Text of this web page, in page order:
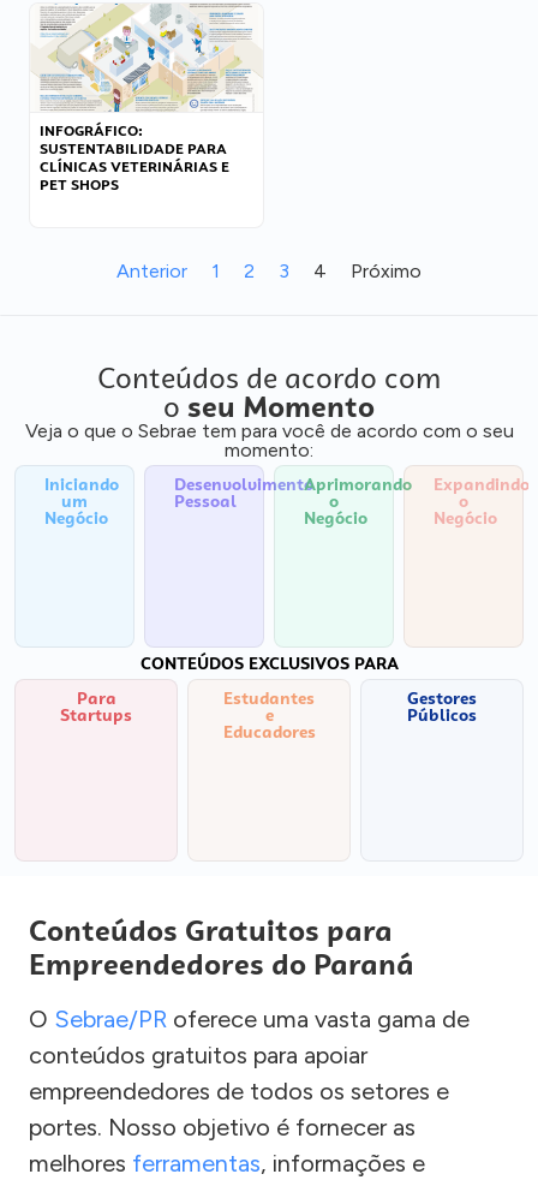
INFOGRÁFICO:
SUSTENTABILIDADE PARA
CLÍNICAS VETERINÁRIAS E
PET SHOPS
Anterior 1 2 3 4 Próximo
Conteúdos de acordo com
o seu Momento
Veja o que o Sebrae tem para você de acordo com o seu
momento:
Iniciando
um
Negócio
Desenvolvimento
Pessoal
Aprimorando
o
Negócio
Expandindo
o
Negócio
CONTEÚDOS EXCLUSIVOS PARA
Para
Startups
Estudantes
e
Educadores
Gestores
Públicos
Conteúdos Gratuitos para
Empreendedores do Paraná
O Sebrae/PR oferece uma vasta gama de
conteúdos gratuitos para apoiar
empreendedores de todos os setores e
portes. Nosso objetivo é fornecer as
melhores ferramentas, informações e